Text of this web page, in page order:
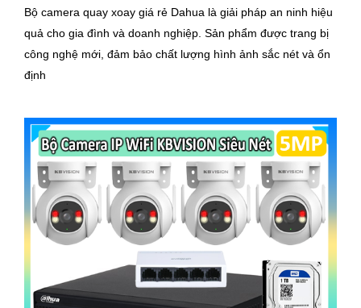
Bộ camera quay xoay giá rẻ Dahua là giải pháp an ninh hiệu
quả cho gia đình và doanh nghiệp. Sản phẩm được trang bị
công nghệ mới, đảm bảo chất lượng hình ảnh sắc nét và ổn
định